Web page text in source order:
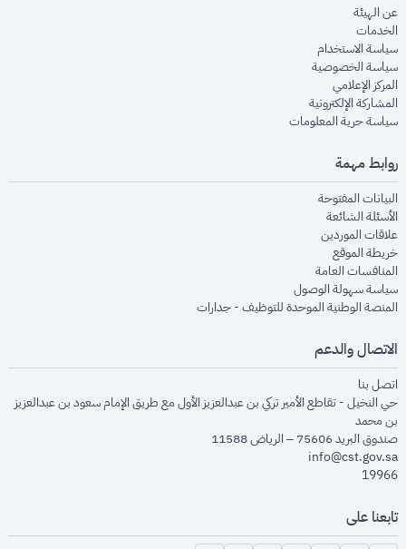
عن الهيئةopens in new window
الخدماتopens in new window
سياسة الاستخدام
سياسة الخصوصيةopens in new window
المركز الإعلاميopens in new window
المشاركة الإلكترونيةopens in new window
سياسة حرية المعلوماتopens in new window
روابط مهمة
البيانات المفتوحةopens in new window
الأسئلة الشائعةopens in new window
علاقات الموردينopens in new window
خريطة الموقعopens in new window
المنافسات العامةopens in new window
سياسة سهولة الوصولopens in new window
المنصة الوطنية الموحدة للتوظيف - جداراتopens in new window
الاتصال والدعم
اتصل بنا
حي النخيل - تقاطع الأمير تركي بن عبدالعزيز الأول مع طريق الإمام سعود بن عبدالعزيز
بن محمد
صندوق البريد 75606 – الرياض 11588
info@cst.gov.sa
19966
تابعنا على